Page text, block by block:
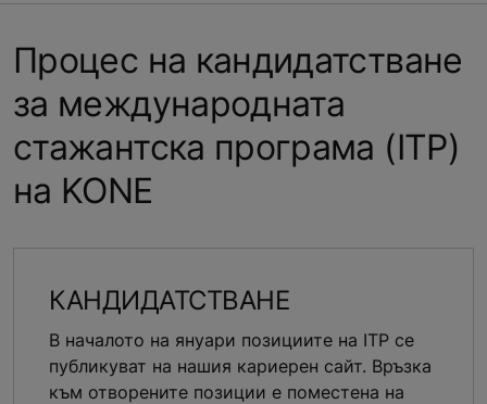
Процес на кандидатстване
за международната
стажантска програма (ITP)
на KONE
КАНДИДАТСТВАНЕ
В началото на януари позициите на ITP се
публикуват на нашия кариерен сайт. Връзка
към отворените позиции е поместена на